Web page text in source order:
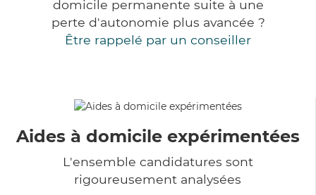
domicile permanente suite à une
perte d'autonomie plus avancée ?
Être rappelé par un conseiller
Aides à domicile expérimentées
L'ensemble candidatures sont
rigoureusement analysées